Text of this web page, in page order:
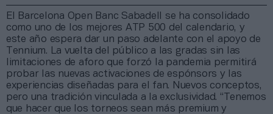
El Barcelona Open Banc Sabadell se ha consolidado
como uno de los mejores ATP 500 del calendario, y
este año espera dar un paso adelante con el apoyo de
Tennium. La vuelta del público a las gradas sin las
limitaciones de aforo que forzó la pandemia permitirá
probar las nuevas activaciones de espónsors y las
experiencias diseñadas para el fan. Nuevos conceptos,
pero una tradición vinculada a la exclusividad. “Tenemos
que hacer que los torneos sean más premium y